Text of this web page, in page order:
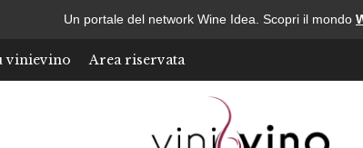
Un portale del network Wine Idea. Scopri il mondo
vinievino Area riservata